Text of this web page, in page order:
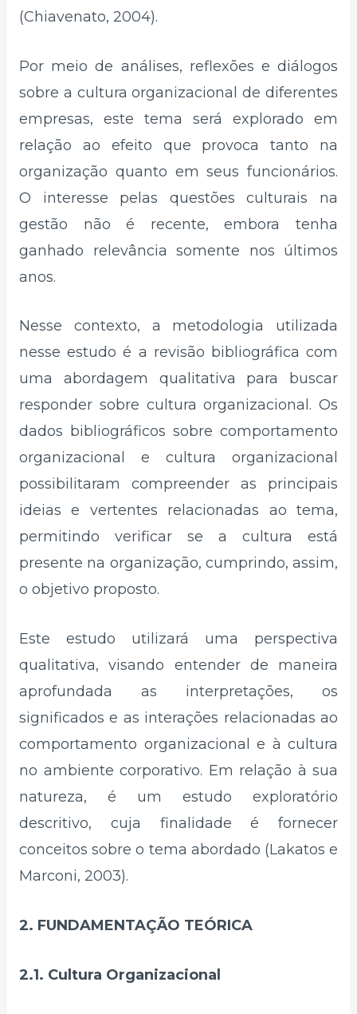
(Chiavenato, 2004).
Por meio de análises, reflexões e diálogos
sobre a cultura organizacional de diferentes
empresas, este tema será explorado em
relação ao efeito que provoca tanto na
organização quanto em seus funcionários.
O interesse pelas questões culturais na
gestão não é recente, embora tenha
ganhado relevância somente nos últimos
anos.
Nesse contexto, a metodologia utilizada
nesse estudo é a revisão bibliográfica com
uma abordagem qualitativa para buscar
responder sobre cultura organizacional. Os
dados bibliográficos sobre comportamento
organizacional e cultura organizacional
possibilitaram compreender as principais
ideias e vertentes relacionadas ao tema,
permitindo verificar se a cultura está
presente na organização, cumprindo, assim,
o objetivo proposto.
Este estudo utilizará uma perspectiva
qualitativa, visando entender de maneira
aprofundada as interpretações, os
significados e as interações relacionadas ao
comportamento organizacional e à cultura
no ambiente corporativo. Em relação à sua
natureza, é um estudo exploratório
descritivo, cuja finalidade é fornecer
conceitos sobre o tema abordado (Lakatos e
Marconi, 2003).
2. FUNDAMENTAÇÃO TEÓRICA
2.1. Cultura Organizacional